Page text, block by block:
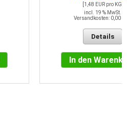
[1,48 EUR pro KG]
incl. 19 % MwSt.
Versandkosten: 0,00
Details
In den